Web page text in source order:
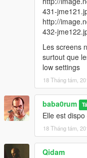
431-
http://
432-
Les screens
surtout que
low settings
18 Tháng tám,
baba0rum
Elle est
18 Tháng tám,
Qidam